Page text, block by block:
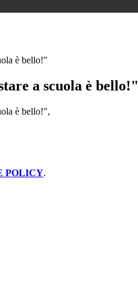
è bello!"
a scuola è bello!"
è bello!",
POLICY.